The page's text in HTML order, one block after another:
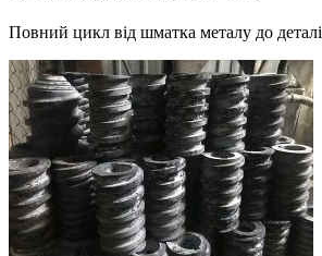
Повний цикл від шматка металу до деталі